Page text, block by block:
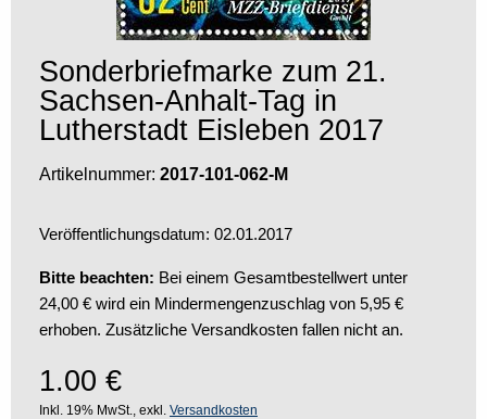
Sonderbriefmarke zum 21.
Sachsen-Anhalt-Tag in
Lutherstadt Eisleben 2017
Artikelnummer: 2017-101-062-M
Veröffentlichungsdatum: 02.01.2017
Bitte beachten: Bei einem Gesamtbestellwert unter
24,00 € wird ein Mindermengenzuschlag von 5,95 €
erhoben. Zusätzliche Versandkosten fallen nicht an.
1.00 €
Inkl. 19% MwSt., exkl. Versandkosten